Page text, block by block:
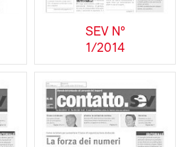
SEV N°
1/2014